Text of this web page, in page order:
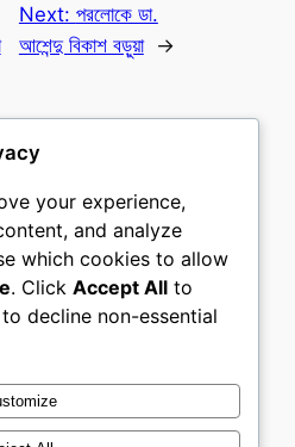
Next: পরলোকে ডা.
আশেন্দু বিকাশ বড়ুয়া
→
Conditions
Twitter/X
your experience,
and analyze
which cookies to allow
. Click Accept All to
to decline non-essential